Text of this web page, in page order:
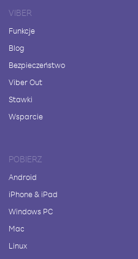
VIBER
Funkcje
Blog
Bezpieczeństwo
Viber Out
Stawki
Wsparcie
POBIERZ
Android
iPhone & iPad
Windows PC
Mac
Linux